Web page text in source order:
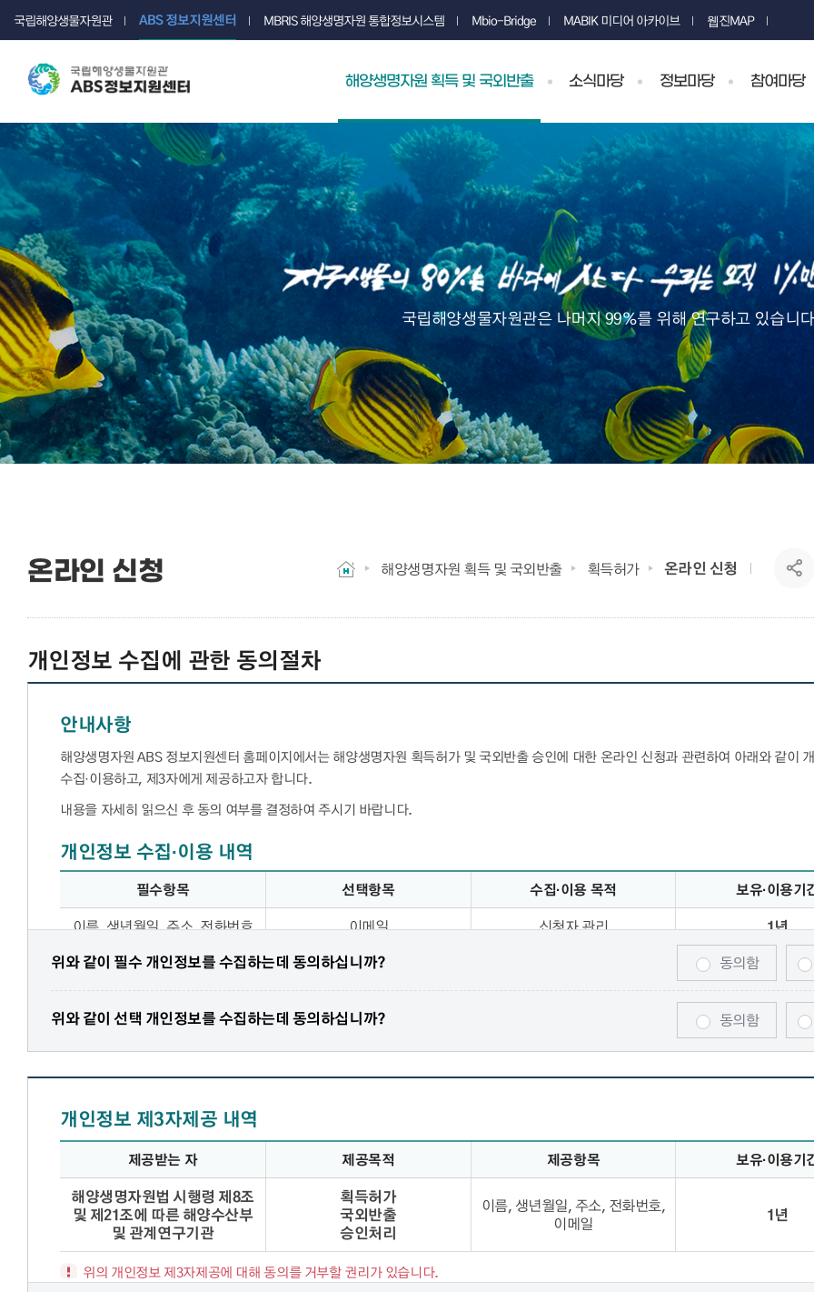
국립해양생물자원관 ABS 정보지원센터 MBRIS 해양생명자원 통합정보시스템 Mbio-Bridge MABIK 미디어 아카이브 웹진MAP
해양생명자원 획득 및 국외반출 소식마당 정보마당 참여마당
국립해양생물자원관은 나머지 99%를 위해 연구하고 있습니
온라인 신청 해양생명자원 획득 및 국외반출 획득허가 온라인 신청
개인정보 수집에 관한 동의절차
안내사항
해양생명자원 ABS 정보지원센터 홈페이지에서는 해양생명자원 획득허가 및 국외반출 승인에 대한 온라인 신청과 관련하여 아래와 같이
수집·이용하고, 제3자에게 제공하고자 합니다.
내용을 자세히 읽으신 후 동의 여부를 결정하여 주시기 바랍니다.
개인정보 수집·이용 내역
개인정보 수집·이용 내역 - 필수항목, 선택항목, 수집이용목적 보유이용기간 정보제공
필수항목 선택항목 수집·이용 목적 보유·이용기
이름, 생년월일, 주소, 전화번호 이메일 신청자 관리 1년
위의 개인정보 수집·이용에 대해 동의를 거부할 권리가 있습니다.
그러나 동의를 거부할 경우 게시글 등록에 제한이 될 수 있습니다.
위와 같이 필수 개인정보를 수집하는데 동의하십니까? 동의함
위와 같이 선택 개인정보를 수집하는데 동의하십니까? 동의함
개인정보 제3자제공 내역
개인정보 제3자제공 내역 - 제공받는 자, 제공목적, 제공항목, 보유이용기간 정보제공
제공받는 자 제공목적 제공항목 보유·이용기
해양생명자원법 시행령 제8조
및 제21조에 따른 해양수산부
및 관계연구기관
획득허가
국외반출
승인처리
이름, 생년월일, 주소, 전화번호,
이메일
1년
위의 개인정보 제3자제공에 대해 동의를 거부할 권리가 있습니다.